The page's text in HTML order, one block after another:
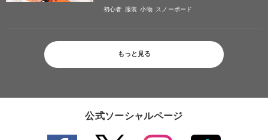
初心者 服装 小物 スノーボード
もっと見る
公式ソーシャルページ